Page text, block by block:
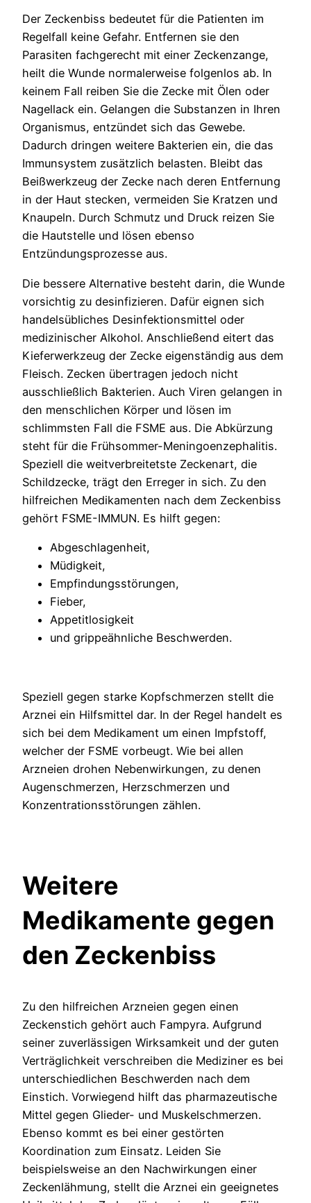
Der Zeckenbiss bedeutet für die Patienten im
Regelfall keine Gefahr. Entfernen sie den
Parasiten fachgerecht mit einer Zeckenzange,
heilt die Wunde normalerweise folgenlos ab. In
keinem Fall reiben Sie die Zecke mit Ölen oder
Nagellack ein. Gelangen die Substanzen in Ihren
Organismus, entzündet sich das Gewebe.
Dadurch dringen weitere Bakterien ein, die das
Immunsystem zusätzlich belasten. Bleibt das
Beißwerkzeug der Zecke nach deren Entfernung
in der Haut stecken, vermeiden Sie Kratzen und
Knaupeln. Durch Schmutz und Druck reizen Sie
die Hautstelle und lösen ebenso
Entzündungsprozesse aus.
Die bessere Alternative besteht darin, die Wunde
vorsichtig zu desinfizieren. Dafür eignen sich
handelsübliches Desinfektionsmittel oder
medizinischer Alkohol. Anschließend eitert das
Kieferwerkzeug der Zecke eigenständig aus dem
Fleisch. Zecken übertragen jedoch nicht
ausschließlich Bakterien. Auch Viren gelangen in
den menschlichen Körper und lösen im
schlimmsten Fall die FSME aus. Die Abkürzung
steht für die Frühsommer-Meningoenzephalitis.
Speziell die weitverbreitetste Zeckenart, die
Schildzecke, trägt den Erreger in sich. Zu den
hilfreichen Medikamenten nach dem Zeckenbiss
gehört FSME-IMMUN. Es hilft gegen:
Abgeschlagenheit,
Müdigkeit,
Empfindungsstörungen,
Fieber,
Appetitlosigkeit
und grippeähnliche Beschwerden.
Speziell gegen starke Kopfschmerzen stellt die
Arznei ein Hilfsmittel dar. In der Regel handelt es
sich bei dem Medikament um einen Impfstoff,
welcher der FSME vorbeugt. Wie bei allen
Arzneien drohen Nebenwirkungen, zu denen
Augenschmerzen, Herzschmerzen und
Konzentrationsstörungen zählen.
Weitere
Medikamente gegen
den Zeckenbiss
Zu den hilfreichen Arzneien gegen einen
Zeckenstich gehört auch Fampyra. Aufgrund
seiner zuverlässigen Wirksamkeit und der guten
Verträglichkeit verschreiben die Mediziner es bei
unterschiedlichen Beschwerden nach dem
Einstich. Vorwiegend hilft das pharmazeutische
Mittel gegen Glieder- und Muskelschmerzen.
Ebenso kommt es bei einer gestörten
Koordination zum Einsatz. Leiden Sie
beispielsweise an den Nachwirkungen einer
Zeckenlähmung, stellt die Arznei ein geeignetes